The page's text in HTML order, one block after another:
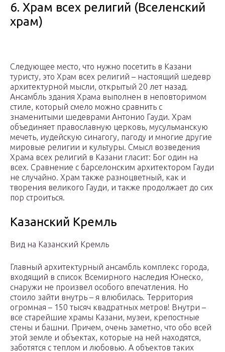
6. Храм всех религий (Вселенский
храм)
Следующее место, что нужно посетить в Казани
туристу, это Храм всех религий – настоящий шедевр
архитектурной мысли, открытый 20 лет назад.
Ансамбль здания Храма выполнен в неповторимом
стиле, который смело можно сравнить с
знаменитыми шедеврами Антонио Гауди. Храм
объединяет православную церковь, мусульманскую
мечеть, иудейскую синагогу, пагоду и многие другие
мировые религии и культуры. Смысл возведения
Храма всех религий в Казани гласит: Бог один на
всех. Сравнение с барселонским архитектором Гауди
не случайно. Храм также разноцветный, как и
творения великого Гауди, и также продолжает до сих
пор строиться.
Казанский Кремль
Вид на Казанский Кремль
Главный архитектурный ансамбль комплекс города,
входящий в список Всемирного наследия Юнеско,
снаружи не произвел особого впечатления. Но
стоило зайти внутрь – я влюбилась. Территория
огромная – 150 тысяч квадратных метров! Внутри –
все старейшие храмы Казани, музеи, крепостные
стены и башни. Причем, очень заметно, что обо всей
этой земле и объектах, которые на ней находятся,
заботятся с теплом и любовью. А объектов таких